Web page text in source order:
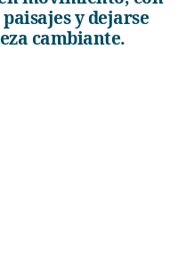
y dejarse
cambiante.